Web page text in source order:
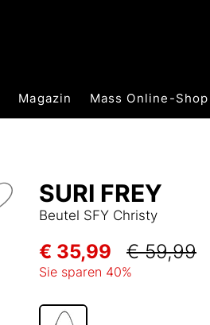
Magazin Mass Online-Shop
SURI FREY
Beutel SFY Christy
€ 35,99 € 59,99
Sie sparen 40%